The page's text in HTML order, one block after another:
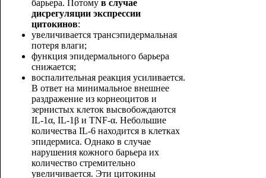
барьера. Потому в случае
дисрегуляции экспрессии
цитокинов:
увеличивается трансэпидермальная
потеря влаги;
функция эпидермального барьера
снижается;
воспалительная реакция усиливается.
В ответ на минимальное внешнее
раздражение из корнеоцитов и
зернистых клеток высвобождаются
IL-1α, IL-1β и TNF-α. Небольшие
количества IL-6 находится в клетках
эпидермиса. Однако в случае
нарушения кожного барьера их
количество стремительно
увеличивается. Эти цитокины